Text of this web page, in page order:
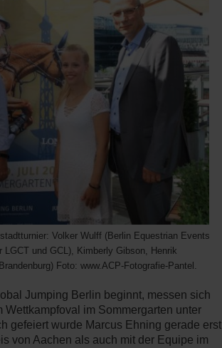
Volker Wulff (Berlin Equestrian Events
und GCL), Kimberly Gibson, Henrik
Foto: www.ACP-Fotografie-Pantel.
Jumping Berlin beginnt, messen sich
im Sommergarten unter
gefeiert wurde Marcus Ehning gerade erst
von Aachen als auch mit der Equipe im